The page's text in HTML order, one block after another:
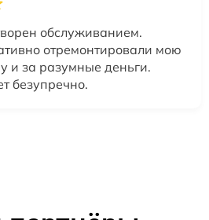
обслуживанием.
отремонтировали мою
и за разумные деньги.
безупречно.